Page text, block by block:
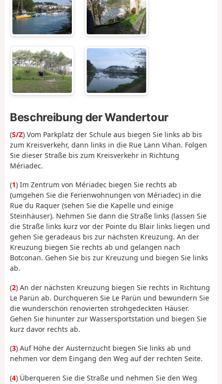
Beschreibung der Wandertour
(S/Z) Vom Parkplatz der Schule aus biegen Sie links ab bis
zum Kreisverkehr, dann links in die Rue Lann Vihan. Folgen
Sie dieser Straße bis zum Kreisverkehr in Richtung
Mériadec.
(1) Im Zentrum von Mériadec biegen Sie rechts ab
(umgehen Sie die Ferienwohnungen von Mériadec) in die
Rue du Raquer (sehen Sie die Kapelle und einige
Steinhäuser). Nehmen Sie dann die Straße links (lassen Sie
die Straße links kurz vor der Pointe du Blair links liegen und
gehen Sie geradeaus bis zur nächsten Kreuzung. An der
Kreuzung biegen Sie rechts ab und gelangen nach
Botconan. Gehen Sie bis zur Kreuzung und biegen Sie links
ab.
(2) An der nächsten Kreuzung biegen Sie rechts in Richtung
Le Parün ab. Durchqueren Sie Le Parün und bewundern Sie
die wunderschön renovierten strohgedeckten Häuser.
Gehen Sie hinunter zur Wassersportstation und biegen Sie
kurz davor rechts ab.
(3) Auf Höhe der Austernzucht biegen Sie links ab und
nehmen vor dem Eingang den Weg auf der rechten Seite.
(4) Überqueren Sie die Straße und nehmen Sie den Weg